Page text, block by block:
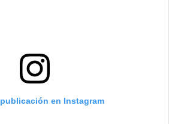
en Instagram